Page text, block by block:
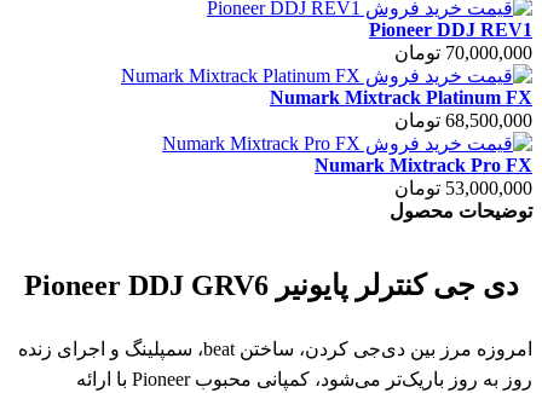
Pioneer DDJ REV1
70,000,000 تومان
Numark Mixtrack Platinum FX
68,500,000 تومان
Numark Mixtrack Pro FX
53,000,000 تومان
توضیحات محصول
دی جی کنترلر پایونیر Pioneer DDJ GRV6
امروزه مرز بین دی‌جی کردن، ساختن beat، سمپلینگ و اجرای زنده
روز به روز باریک‌تر می‌شود، کمپانی محبوب Pioneer با ارائه